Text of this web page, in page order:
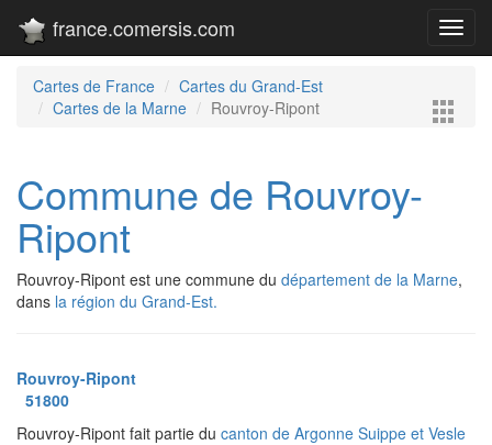
france.comersis.com
Cartes de France
Cartes du Grand-Est
Cartes de la Marne
Rouvroy-Ripont
Commune de Rouvroy-
Ripont
Rouvroy-Ripont est une commune du département de la Marne,
dans la région du Grand-Est.
Rouvroy-Ripont
51800
Rouvroy-Ripont fait partie du canton de Argonne Suippe et Vesle